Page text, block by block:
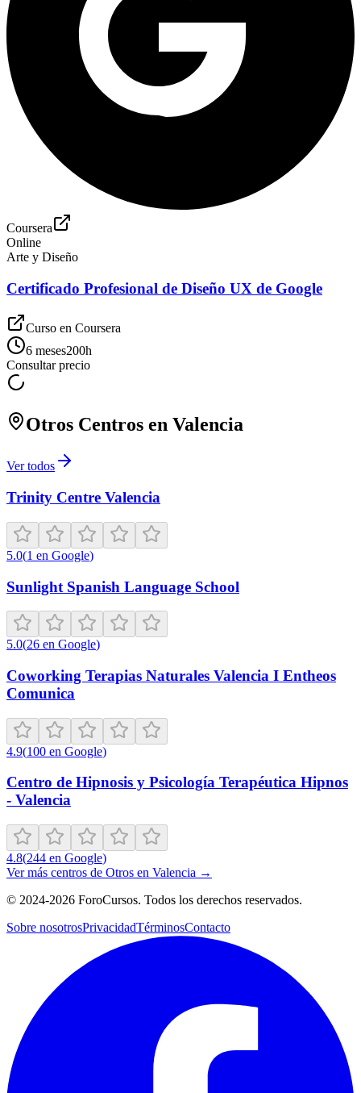
Coursera
Online
Arte y Diseño
Certificado Profesional de Diseño UX de Google
Curso en Coursera
6 meses200h
Consultar precio
Otros Centros en Valencia
Ver todos
Trinity Centre Valencia
5.0(1 en Google)
Sunlight Spanish Language School
5.0(26 en Google)
Coworking Terapias Naturales Valencia I Entheos
Comunica
4.9(100 en Google)
Centro de Hipnosis y Psicología Terapéutica Hipnos
- Valencia
4.8(244 en Google)
Ver más centros de Otros en Valencia →
© 2024-2026 ForoCursos. Todos los derechos reservados.
Sobre nosotrosPrivacidadTérminosContacto